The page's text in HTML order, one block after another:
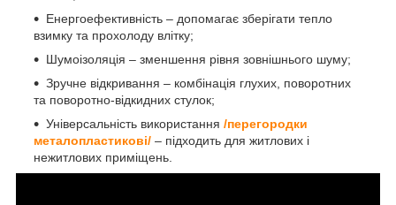
Енергоефективність – допомагає зберігати тепло
взимку та прохолоду влітку;
Шумоізоляція – зменшення рівня зовнішнього шуму;
Зручне відкривання – комбінація глухих, поворотних
та поворотно-відкидних стулок;
Універсальність використання /перегородки
металопластикові/ – підходить для житлових і
нежитлових приміщень.